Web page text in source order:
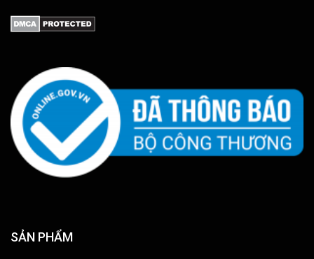
SẢN PHẨM